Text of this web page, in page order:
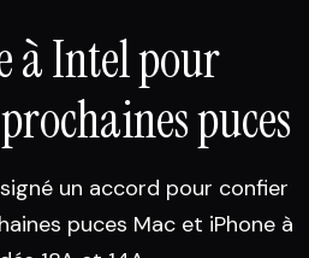
à Intel pour
puces
un accord pour confier
puces Mac et iPhone à